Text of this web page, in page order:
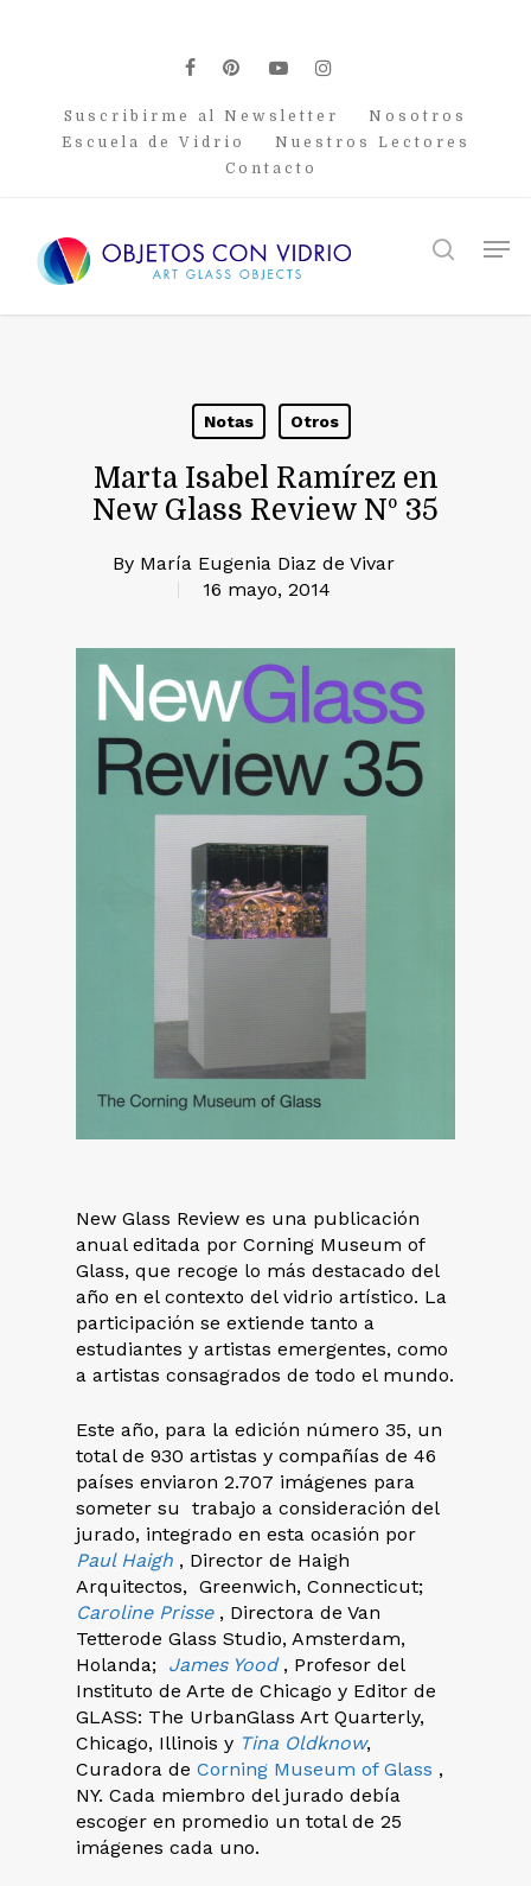
facebook
pinterest
youtubeinstagram
Suscribirme al Newsletter
Nosotros
Escuela de Vidrio
Nuestros Lectores
Contacto
search
Notas Otros
Marta Isabel Ramírez en
New Glass Review Nº 35
By María Eugenia Diaz de Vivar
16 mayo, 2014
New Glass Review es una publicación
anual editada por Corning Museum of
Glass, que recoge lo más destacado del
año en el contexto del vidrio artístico. La
participación se extiende tanto a
estudiantes y artistas emergentes, como
a artistas consagrados de todo el mundo.
Este año, para la edición número 35, un
total de 930 artistas y compañías de 46
países enviaron 2.707 imágenes para
someter su trabajo a consideración del
jurado, integrado en esta ocasión por
Paul Haigh , Director de Haigh
Arquitectos, Greenwich, Connecticut;
Caroline Prisse , Directora de Van
Tetterode Glass Studio, Amsterdam,
Holanda; James Yood , Profesor del
Instituto de Arte de Chicago y Editor de
GLASS: The UrbanGlass Art Quarterly,
Chicago, Illinois y Tina Oldknow,
Curadora de Corning Museum of Glass ,
NY. Cada miembro del jurado debía
escoger en promedio un total de 25
imágenes cada uno.